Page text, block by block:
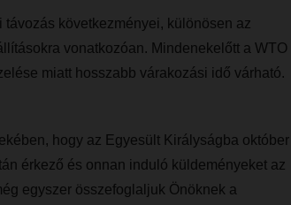
következményei, különösen az
vonatkozóan. Mindenekelőtt a WTO
miatt hosszabb várakozási idő várható.
hogy az Egyesült Királyságba október
érkező és onnan induló küldeményeket az
egyszer összefoglaljuk Önöknek a